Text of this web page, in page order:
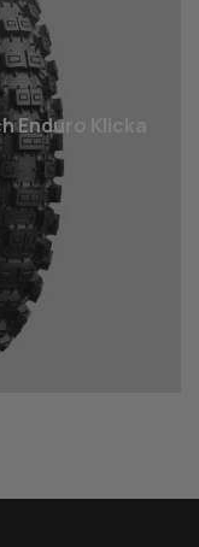
Enduro Klicka